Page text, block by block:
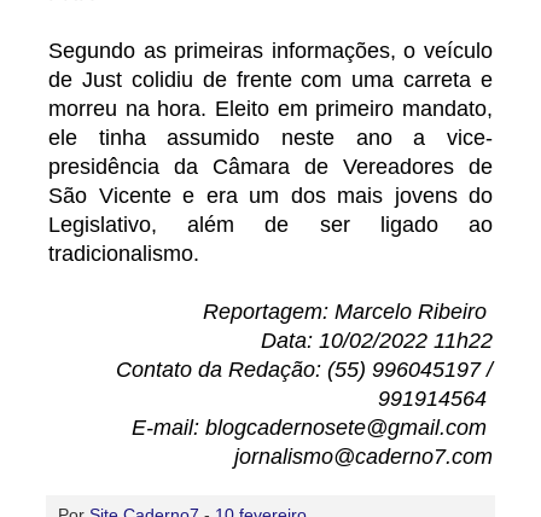
Segundo as primeiras informações, o veículo
de Just colidiu de frente com uma carreta e
morreu na hora. Eleito em primeiro mandato,
ele tinha assumido neste ano a vice-
presidência da Câmara de Vereadores de
São Vicente e era um dos mais jovens do
Legislativo, além de ser ligado ao
tradicionalismo.
Reportagem: Marcelo Ribeiro
Data: 10/02/2022 11h22
Contato da Redação: (55) 996045197 /
991914564
E-mail: blogcadernosete@gmail.com
jornalismo@caderno7.com